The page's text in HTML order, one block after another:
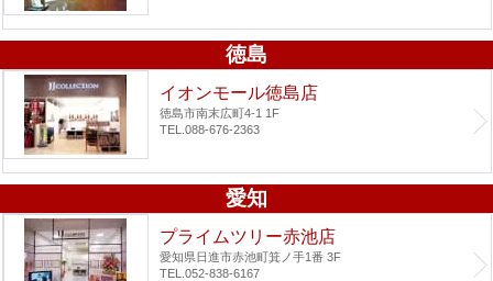
徳島
イオンモール徳島店
徳島市南末広町4-1 1F
TEL.088-676-2363
愛知
プライムツリー赤池店
愛知県日進市赤池町箕ノ手1番 3F
TEL.052-838-6167